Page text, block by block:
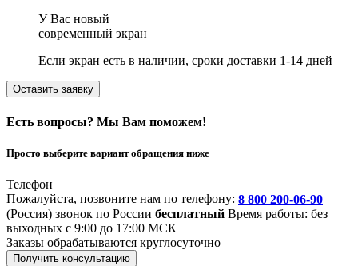
У Вас новый
современный экран
Если экран есть в наличии, сроки доставки 1-14 дней
Оставить заявку
Есть вопросы? Мы Вам поможем!
Просто выберите вариант обращения ниже
Телефон
Пожалуйста, позвоните нам по телефону: 8 800 200-06-90
(Россия) звонок по России бесплатный Время работы: без
выходных с 9:00 до 17:00 МСК
Заказы обрабатываются круглосуточно
Получить консультацию